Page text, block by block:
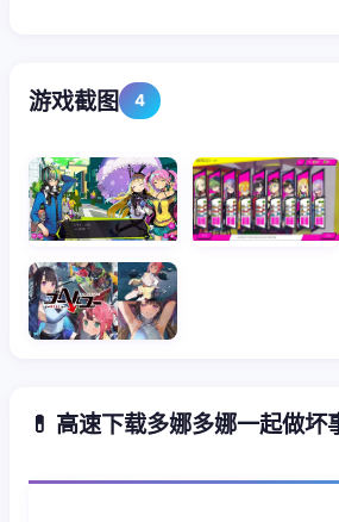
游戏截图 4
💊 高速下载多娜多娜一起做坏